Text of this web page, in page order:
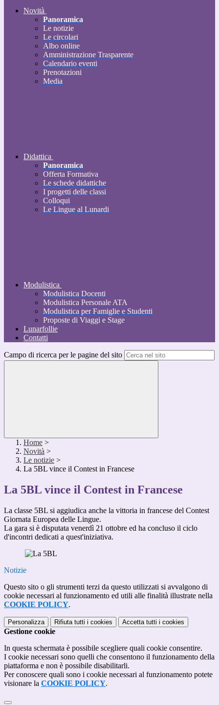
Novità
Panoramica
Le notizie
Le circolari
Albo online
Amministrazione Trasparente
Calendario eventi
Prenotazioni
Media
Didattica
Panoramica
Offerta Formativa
Le schede didattiche
I progetti delle classi
Colloqui
Le Lingue al Lunardi
Modulistica
Modulistica Docenti
Modulistica Personale ATA
Modulistica per Famiglie e Studenti
Proposte di Viaggi e Stage
Lunarfollie
Contatti
Campo di ricerca per le pagine del sito
Home >
Novità >
Le notizie >
La 5BL vince il Contest in Francese
La 5BL vince il Contest in Francese
La classe 5BL si aggiudica anche la vittoria in francese del Contest
Giornata Europea delle Lingue.
La gara si è disputata venerdì 21 ottobre ed ha concluso il ciclo
d'incontri dedicati a quest'iniziativa.
Notizie
Questo sito o gli strumenti terzi da questo utilizzati si avvalgono di
cookie necessari al funzionamento ed utili alle finalità illustrate nella
COOKIE POLICY.
Personalizza Rifiuta tutti i cookies Accetta tutti i cookies
Gestione cookie
In questa schermata è possibile scegliere quali cookie consentire.
I cookie necessari sono quelli che consentono il funzionamento della
piattaforma e non è possibile disabilitarli.
Per conoscere quali sono i cookie necessari al funzionamento potete
visionare la COOKIE POLICY.